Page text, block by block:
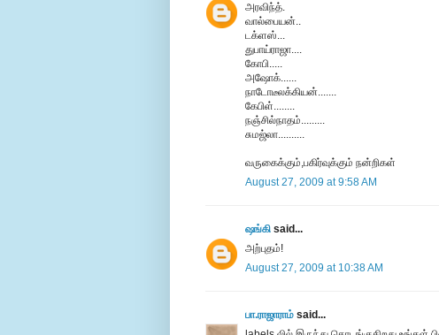
அரவிந்த்.
வால்பையன்..
டக்ளஸ்...
துபாய்ராஜா....
கோபி.....
அஷோக்......
நாடோடீலக்கியன்.......
கேபிள்........
நஞ்சில்நாதம்.........
சுமஜ்லா..........
வருகைக்கும்,பகிர்வுக்கும் நன்றிகள்
August 27, 2009 at 9:58 AM
ஷங்கி said...
அற்புதம்!
August 27, 2009 at 10:38 AM
பா.ராஜாராம் said...